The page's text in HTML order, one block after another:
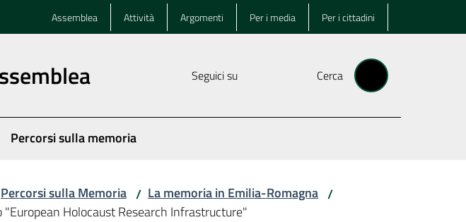
Assemblea Attività Argomenti Per i media Per i cittadini
Seguici su Cerca
Percorsi sulla memoria
Percorsi sulla Memoria / La memoria in Emilia-Romagna /
Holocaust Research Infrastructure"